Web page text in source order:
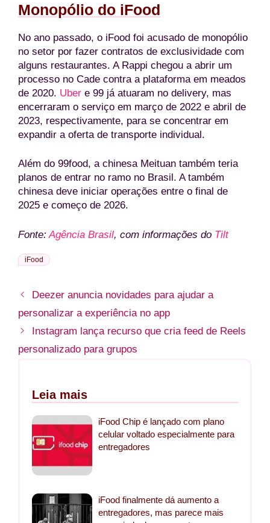
Monopólio do iFood
No ano passado, o iFood foi acusado de monopólio
no setor por fazer contratos de exclusividade com
alguns restaurantes. A Rappi chegou a abrir um
processo no Cade contra a plataforma em meados
de 2020. Uber e 99 já atuaram no delivery, mas
encerraram o serviço em março de 2022 e abril de
2023, respectivamente, para se concentrar em
expandir a oferta de transporte individual.
Além do 99food, a chinesa Meituan também teria
planos de entrar no ramo no Brasil. A também
chinesa deve iniciar operações entre o final de
2025 e começo de 2026.
Fonte: Agência Brasil, com informações do Tilt
iFood
Deezer anuncia novidades para ajudar a
personalizar a experiência no app
Instagram lança recurso que cria feed de Reels
personalizado para grupos
Leia mais
iFood Chip é lançado com plano
celular voltado especialmente para
entregadores
iFood finalmente dá aumento a
entregadores, mas parece mais